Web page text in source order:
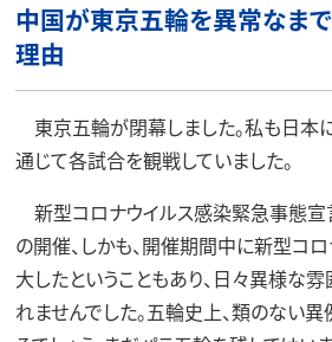
中国が東京五輪を異常なま
理由
東京五輪が閉幕しました。私も日本
通じて各試合を観戦していました。
新型コロナウイルス感染緊急事態宣
の開催、しかも、開催期間中に新型コ
大したということもあり、日々異様な
れませんでした。五輪史上、類のない